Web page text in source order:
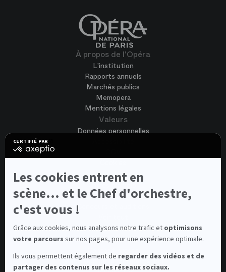
CERTIFIÉ PAR
certifié
En
plus
Axeptio
Les cookies entrent en
scène... et le Chef d'orchestre,
c'est vous !
Grâce aux cookies, nous analysons notre trafic et optimisons
votre parcours sur nos pages, pour une expérience optimale.
Ils vous permettent également de regarder des vidéos et de
partager des contenus sur les réseaux sociaux.
À propos de l'Opéra
L'institution
Rapports annuels
Marchés publics
Memopera
Mentions légales
Valeurs
Données personnelles
Nous rejoindre
Offres d'emploi
Candidature spontanée
Concours et auditions
Contacts
Contacts spectateurs et visiteurs
Médiateur de la consommation